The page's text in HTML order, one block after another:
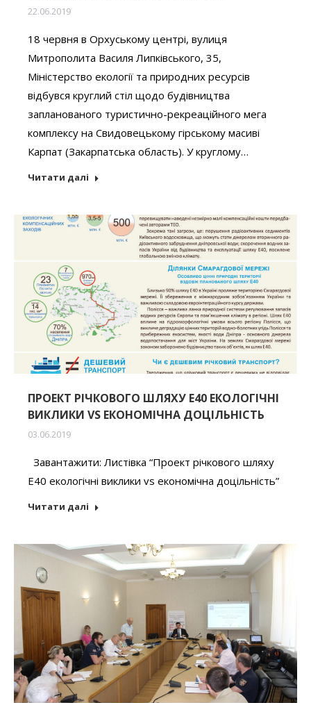
22.06.2019
18 червня в Орхуському центрі, вулиця
Митрополита Василя Липківського, 35,
Міністерство екології та природних ресурсів
відбувся круглий стіл щодо будівництва
запланованого туристично-рекреаційного мега
комплексу на Свидовецькому гірському масиві
Карпат (Закарпатська область). У круглому…
Читати далі
ПРОЕКТ РІЧКОВОГО ШЛЯХУ Е40 ЕКОЛОГІЧНІ
ВИКЛИКИ VS ЕКОНОМІЧНА ДОЦІЛЬНІСТЬ
03.06.2019
Завантажити: Листівка “Проект річкового шляху
Е40 екологічні виклики vs економічна доцільність”
Читати далі